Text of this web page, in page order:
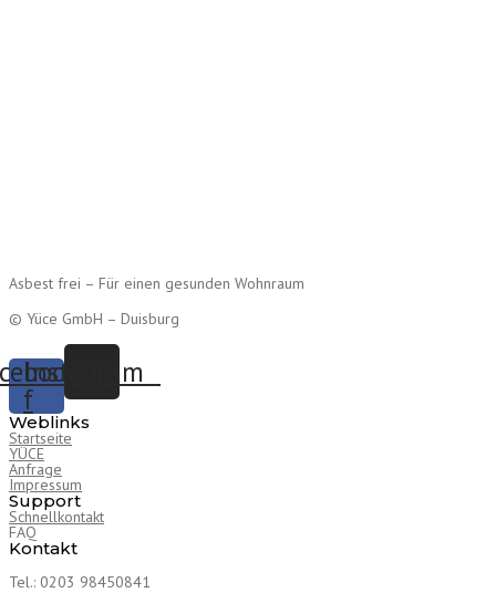
Asbest frei – Für einen gesunden Wohnraum
© Yüce GmbH – Duisburg
f
Instagram
Weblinks
Startseite
YÜCE
Anfrage
Impressum
Support
Schnellkontakt
FAQ
Kontakt
Tel.: 0203 98450841